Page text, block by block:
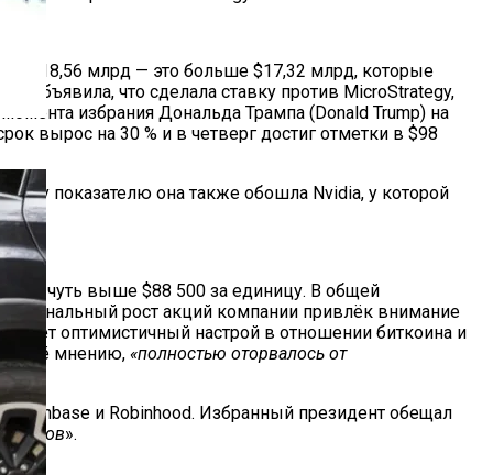
$18,56 млрд — это больше $17,32 млрд, которые
объявила, что сделала ставку против MicroStrategy,
избрания Дональда Трампа (Donald Trump) на
вырос на 30 % и в четверг достиг отметки в $98
показателю она также обошла Nvidia, у которой
чуть выше $88 500 за единицу. В общей
рост акций компании привлёк внимание
оптимистичный настрой в отношении биткоина и
по её мнению, «полностью оторвалось от
Coinbase и Robinhood. Избранный президент обещал
».